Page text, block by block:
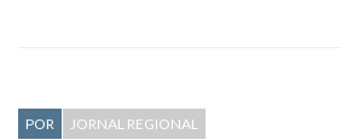
POR
JORNAL REGIONAL